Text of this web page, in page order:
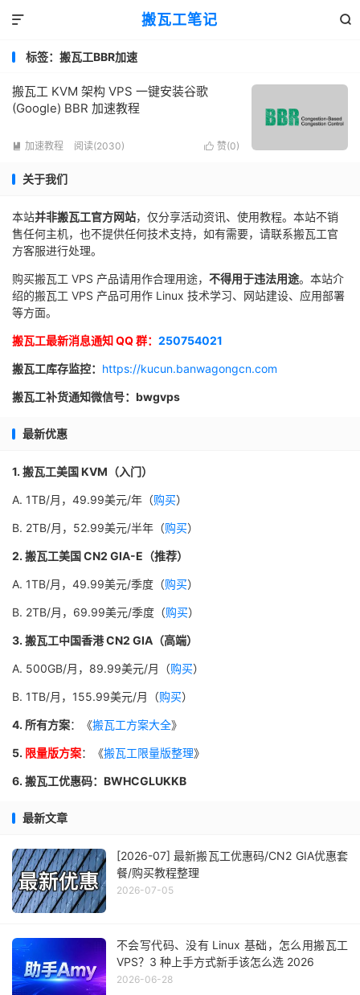
搬瓦工笔记 

标签：搬瓦工BBR加速
搬瓦工 KVM 架构 VPS 一键安装谷歌
(Google) BBR 加速教程
 加速教程 阅读(2030)  赞(0)
关于我们
本站并非搬瓦工官方网站，仅分享活动资讯、使用教程。本站不销
售任何主机，也不提供任何技术支持，如有需要，请联系搬瓦工官
方客服进行处理。
购买搬瓦工 VPS 产品请用作合理用途， 不得用于违法用途。本站介
绍的搬瓦工 VPS 产品可用作 Linux 技术学习、网站建设、应用部署
等方面。
搬瓦工最新消息通知 QQ 群： 250754021
搬瓦工库存监控： https://kucun.banwagongcn.com
搬瓦工补货通知微信号：bwgvps
最新优惠
1. 搬瓦工美国 KVM（入门）
A. 1TB/月，49.99美元/年（购买）
B. 2TB/月，52.99美元/半年（购买）
2. 搬瓦工美国 CN2 GIA-E（推荐）
A. 1TB/月，49.99美元/季度（购买）
B. 2TB/月，69.99美元/季度（购买）
3. 搬瓦工中国香港 CN2 GIA（高端）
A. 500GB/月，89.99美元/月（购买）
B. 1TB/月，155.99美元/月（购买）
4. 所有方案：《搬瓦工方案大全》
5. 限量版方案：《搬瓦工限量版整理》
6. 搬瓦工优惠码：BWHCGLUKKB
最新文章
[2026-07] 最新搬瓦工优惠码/CN2 GIA优惠套
餐/购买教程整理
2026-07-05
不会写代码、没有 Linux 基础，怎么用搬瓦工
VPS？3 种上手方式新手该怎么选 2026
2026-06-28